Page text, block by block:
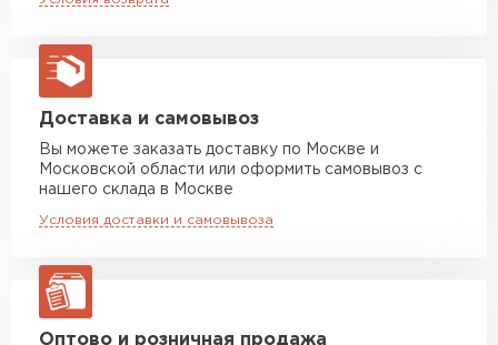
Профилированный лист обладает долгим
Не подвержен коррозии благодаря
декоративно-защитному слою Полиэстер.
Богатый ассортимент цветовых решений.
Монтаж простой, крупные финансовые
вложения не требуются.
Возможность использования независимо от
климата.
обеспечивает отличные эстетические
характеристики.
макс. длина груза 13,5 м
Манипулятор до 5 тн
макс. длина груза 6 м
Манипулятор до 10 тн
макс. длина груза 8 м
Манипулятор до 20 тн
Доставка и самовывоз
Вы можете заказать доставку по Москве и
Московской области или оформить самовывоз с
нашего склада в Москве
Условия доставки и самовывоза
Оптово и розничная продажа